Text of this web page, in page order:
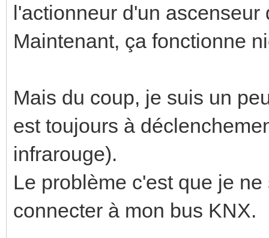
l'actionneur d'un
Maintenant, ça fonctionne
Mais du coup, je suis un
est toujours à
infrarouge).
Le problème c'est que je
connecter à mon bus KNX.